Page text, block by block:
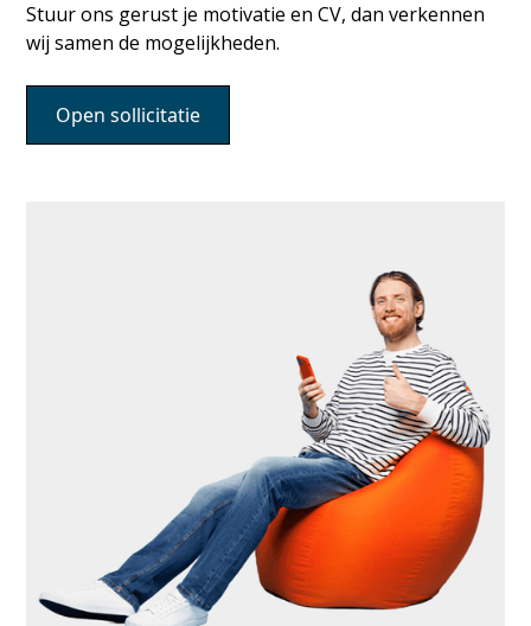
Stuur ons gerust je motivatie en CV, dan verkennen
wij samen de mogelijkheden.
Open sollicitatie